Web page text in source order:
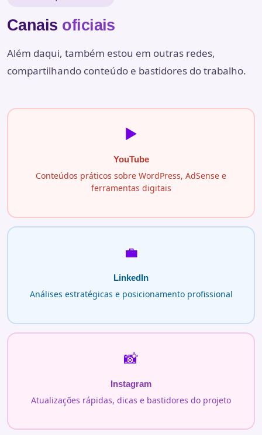
Canais oficiais
Além daqui, também estou em outras redes,
compartilhando conteúdo e bastidores do trabalho.
▶️
YouTube
Conteúdos práticos sobre WordPress, AdSense e
ferramentas digitais
💼
LinkedIn
Análises estratégicas e posicionamento profissional
📸
Instagram
Atualizações rápidas, dicas e bastidores do projeto